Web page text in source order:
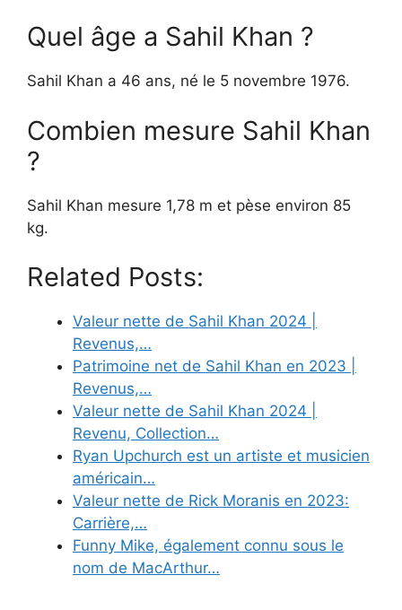
Quel âge a Sahil Khan ?
Sahil Khan a 46 ans, né le 5 novembre 1976.
Combien mesure Sahil Khan
?
Sahil Khan mesure 1,78 m et pèse environ 85
kg.
Related Posts:
Valeur nette de Sahil Khan 2024 |
Revenus,…
Patrimoine net de Sahil Khan en 2023 |
Revenus,…
Valeur nette de Sahil Khan 2024 |
Revenu, Collection…
Ryan Upchurch est un artiste et musicien
américain…
Valeur nette de Rick Moranis en 2023:
Carrière,…
Funny Mike, également connu sous le
nom de MacArthur…